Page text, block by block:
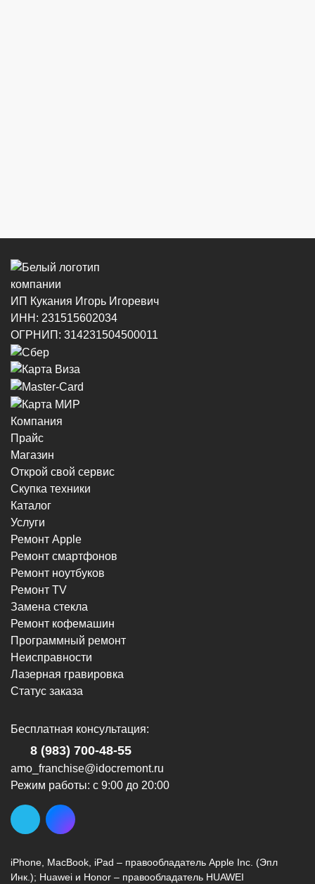
ИП Кукания Игорь Игоревич
ИНН: 231515602034
ОГРНИП: 314231504500011
Компания
Прайс
Магазин
Открой свой сервис
Скупка техники
Каталог
Услуги
Ремонт Apple
Ремонт смартфонов
Ремонт ноутбуков
Ремонт TV
Замена стекла
Ремонт кофемашин
Программный ремонт
Неисправности
Лазерная гравировка
Статус заказа
Бесплатная консультация:
8 (983) 700-48-55
amo_franchise@idocremont.ru
Режим работы: с 9:00 до 20:00
iPhone, MacBook, iPad – правообладатель Apple Inc. (Эпл
Инк.); Huawei и Honor – правообладатель HUAWEI